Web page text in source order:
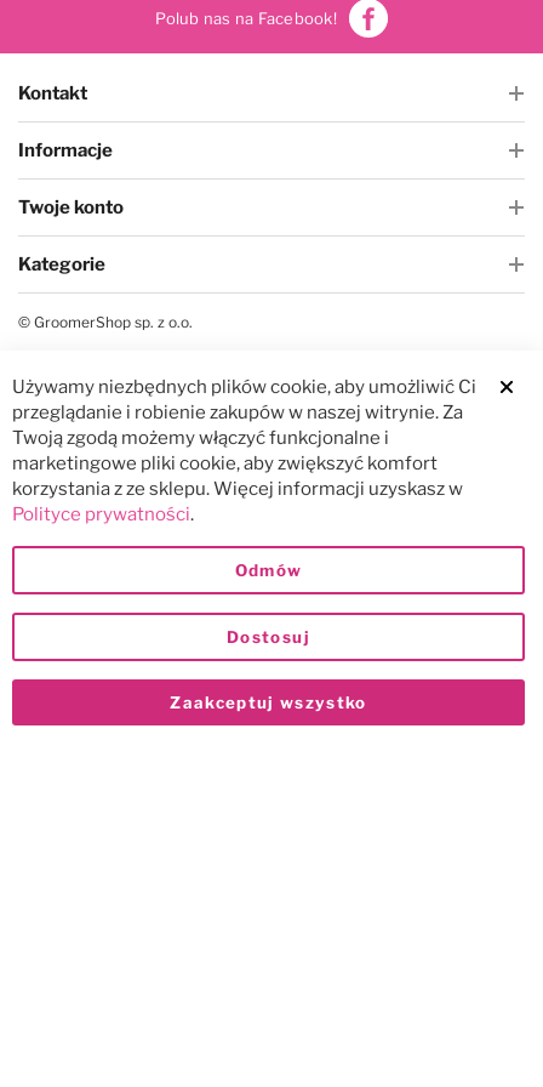
Polub nas na Facebook!
Kontakt
Informacje
Twoje konto
Kategorie
© GroomerShop sp. z o.o.
Używamy niezbędnych plików cookie, aby umożliwić Ci
przeglądanie i robienie zakupów w naszej witrynie. Za
Twoją zgodą możemy włączyć funkcjonalne i
marketingowe pliki cookie, aby zwiększyć komfort
korzystania z ze sklepu. Więcej informacji uzyskasz w
Polityce prywatności.
Zaakceptuj wszystko
Dostosuj
Odmów